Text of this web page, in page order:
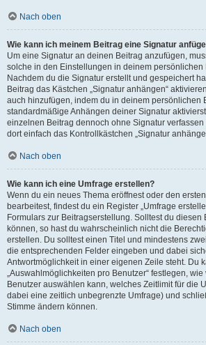
Nach oben
Wie kann ich meinem Beitrag eine Signatur
Um eine Signatur an deinen Beitrag anzufügen,
solche in den Einstellungen in deinem persönlichen
Nachdem du die Signatur erstellt und gespeichert
Beitrag das Kästchen „Signatur anhängen“
auch hinzufügen, indem du in deinem persönlichen
standardmäßige Anhängen deiner Signatur
einzelnen Beitrag dennoch ohne Signatur verfassen
dort einfach das Kontrollkästchen „Signatur
Nach oben
Wie kann ich eine Umfrage erstellen?
Wenn du ein neues Thema eröffnest oder den
bearbeitest, findest du ein Register „Umfrage
Formulars zur Beitragserstellung. Solltest du diesen
können, so hast du wahrscheinlich nicht die
erstellen. Du solltest einen Titel und mindestens
die entsprechenden Felder eingeben und dabei
Antwortmöglichkeit in einer eigenen Zeile steht. Du
„Auswahlmöglichkeiten pro Benutzer“ festlegen,
Benutzer auswählen kann, welches Zeitlimit für die
dabei eine zeitlich unbegrenzte Umfrage) und
Stimme ändern können.
Nach oben